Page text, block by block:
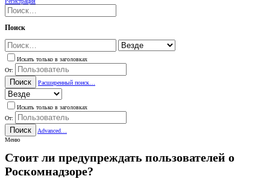
Поиск
Искать только в заголовках
От:
Поиск Расширенный поиск…
Искать только в заголовках
От:
Поиск
Advanced…
Меню
Стоит ли предупреждать пользователей о
Роскомнадзоре?